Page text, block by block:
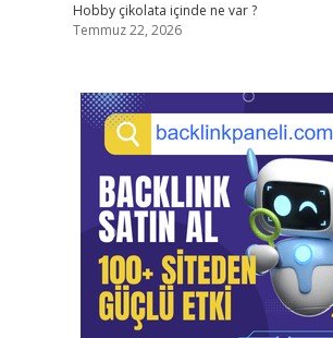
Hobby çikolata içinde ne var ?
Temmuz 22, 2026